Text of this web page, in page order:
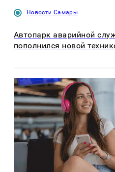
Новости Самары
Автопарк аварийной
пополнился новой